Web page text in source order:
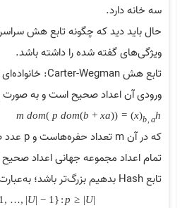
سه خانه دارد.
حال باید دید که چگونه تابع هش
ویژگی‌های گفته شده را داشته باشد.
ورودی آن اعداد صحیح است و به صورت
h
a
,
b
(
x
)
=
(
(
a
x
+
b
)
m
o
d
p
)
m
o
d
m
تمام اعداد مجموعه جهانی اعداد
تابع Hash بدهیم بزرگ‌تر باشد؛ به‌عبارت دیگر:
1 , …, |U| − 1 } :p ≥ |U|